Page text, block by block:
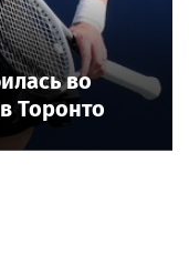
во
Торонто